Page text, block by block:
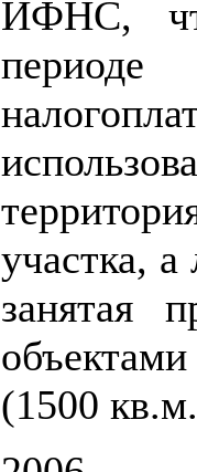
ИФНС,
периоде
участка,
занятая
(1500